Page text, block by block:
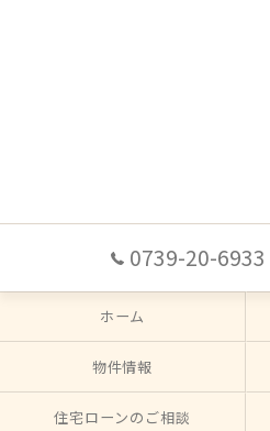
0739-20-6933
ホーム
物件情報
住宅ローンのご相談